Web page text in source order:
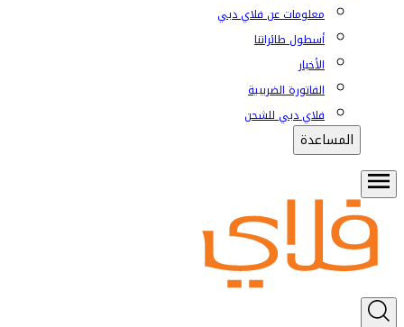
معلومات عن فلاي دبي
أسطول طائراتنا
الأخبار
الفاتورة الضريبية
فلاي دبي للشحن
المساعدة